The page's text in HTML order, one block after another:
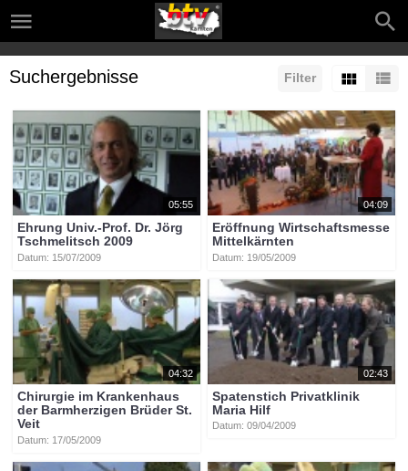
Filter
Suchergebnisse
05:55
Ehrung Univ.-Prof. Dr. Jörg
Tschmelitsch 2009
Datum: 15/07/2009
04:09
Eröffnung Wirtschaftsmesse
Mittelkärnten
Datum: 19/05/2009
04:32
Chirurgie im Krankenhaus
der Barmherzigen Brüder St.
Veit
Datum: 17/05/2009
02:43
Spatenstich Privatklinik
Maria Hilf
Datum: 09/04/2009